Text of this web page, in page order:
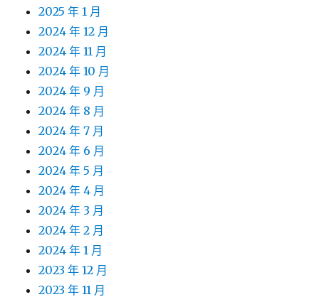
2025 年 1 月
2024 年 12 月
2024 年 11 月
2024 年 10 月
2024 年 9 月
2024 年 8 月
2024 年 7 月
2024 年 6 月
2024 年 5 月
2024 年 4 月
2024 年 3 月
2024 年 2 月
2024 年 1 月
2023 年 12 月
2023 年 11 月